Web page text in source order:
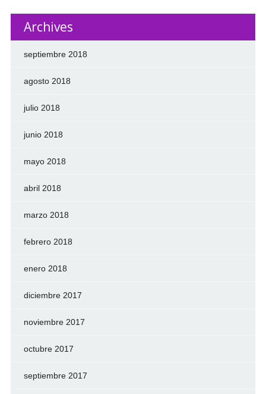
Archives
septiembre 2018
agosto 2018
julio 2018
junio 2018
mayo 2018
abril 2018
marzo 2018
febrero 2018
enero 2018
diciembre 2017
noviembre 2017
octubre 2017
septiembre 2017